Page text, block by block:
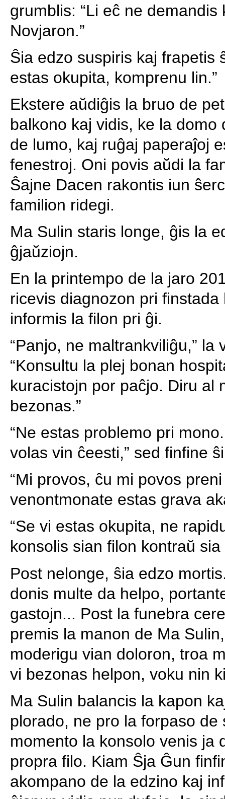
grumblis: “Li eĉ ne demandis
Novjaron.”
Ŝia edzo suspiris kaj frapetis
estas okupita, komprenu lin.”
Ekstere aŭdiĝis la bruo de
balkono kaj vidis, ke la
de lumo, kaj ruĝaj paperaĵoj
fenestroj. Oni povis aŭdi la
Ŝajne Dacen rakontis iun
familion ridegi.
Ma Sulin staris longe, ĝis la
ĝjaŭziojn.
En la printempo de la jaro
ricevis diagnozon pri
informis la filon pri ĝi.
“Panjo, ne maltrankviliĝu,”
“Konsultu la plej bonan
kuracistojn por paĉjo. Diru al
bezonas.”
“Ne estas problemo pri
volas vin ĉeesti,” sed finfine
“Mi provos, ĉu mi povos
venontmonate estas grava
“Se vi estas okupita, ne
konsolis sian filon kontraŭ sia
Post nelonge, ŝia edzo
donis multe da helpo,
gastojn... Post la funebra
premis la manon de Ma
moderigu vian doloron, troa
vi bezonas helpon, voku nin
Ma Sulin balancis la kapon
plorado, ne pro la forpaso
momento la konsolo venis ja
propra filo. Kiam Ŝja Ĝun
akompano de la edzino kaj